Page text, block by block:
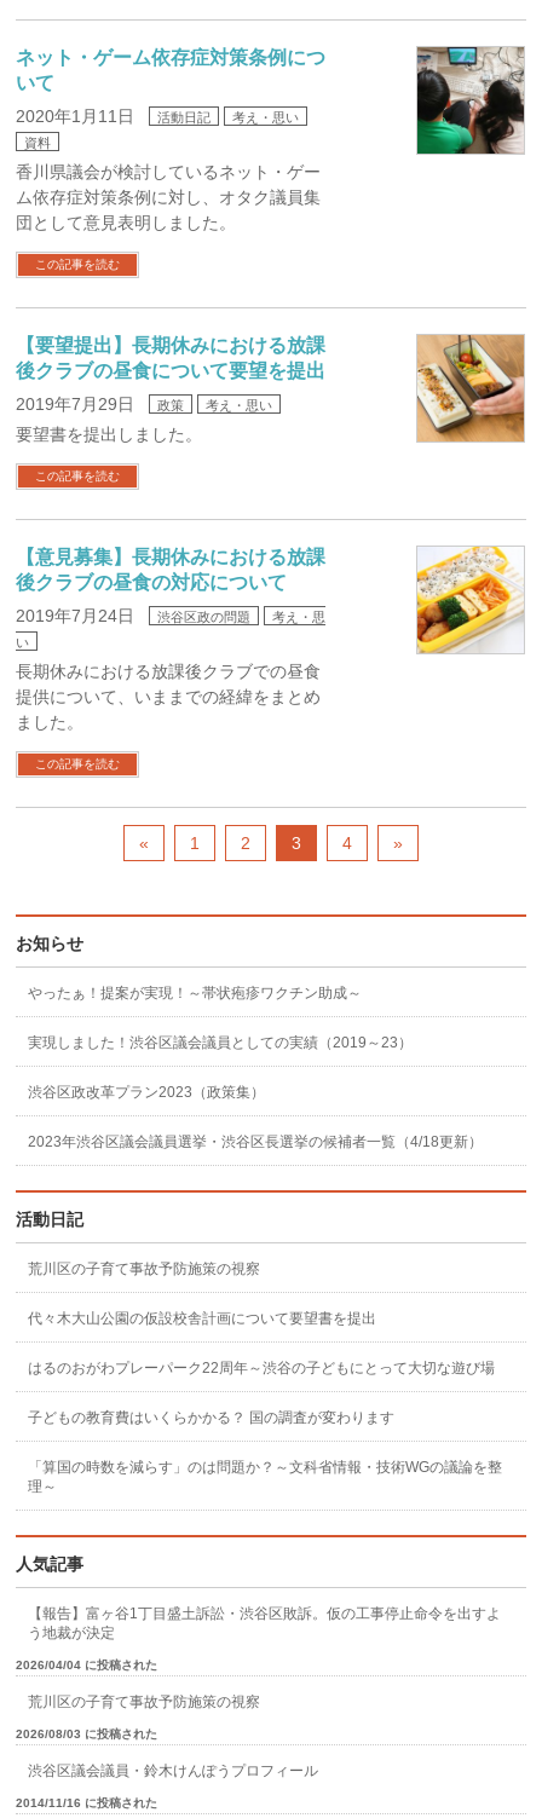
ネット・ゲーム依存症対策条例につ
いて
2020年1月11日 活動日記
考え・思い
資料
香川県議会が検討しているネット・ゲー
ム依存症対策条例に対し、オタク議員集
団として意見表明しました。
この記事を読む
【要望提出】長期休みにおける放課
後クラブの昼食について要望を提出
2019年7月29日 政策 考え・思い
要望書を提出しました。
この記事を読む
【意見募集】長期休みにおける放課
後クラブの昼食の対応について
2019年7月24日 渋谷区政の問題
考え・思
い
長期休みにおける放課後クラブでの昼食
提供について、いままでの経緯をまとめ
ました。
この記事を読む
« 1 2 3 4 »
お知らせ
やったぁ！提案が実現！～帯状疱疹ワクチン助成～
実現しました！渋谷区議会議員としての実績（2019～23）
渋谷区政改革プラン2023（政策集）
2023年渋谷区議会議員選挙・渋谷区長選挙の候補者一覧（4/18更新）
活動日記
荒川区の子育て事故予防施策の視察
代々木大山公園の仮設校舎計画について要望書を提出
はるのおがわプレーパーク22周年～渋谷の子どもにとって大切な遊び場
子どもの教育費はいくらかかる？ 国の調査が変わります
「算国の時数を減らす」のは問題か？～文科省情報・技術WGの議論を整
理～
人気記事
【報告】富ヶ谷1丁目盛土訴訟・渋谷区敗訴。仮の工事停止命令を出すよ
う地裁が決定
2026/04/04 に投稿された
荒川区の子育て事故予防施策の視察
2026/08/03 に投稿された
渋谷区議会議員・鈴木けんぽうプロフィール
2014/11/16 に投稿された